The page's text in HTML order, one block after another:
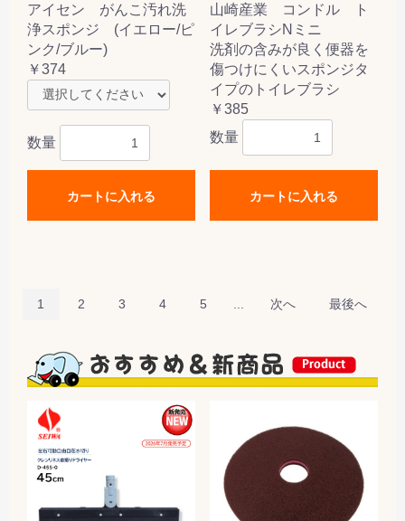
アイセン がんこ汚れ洗
浄スポンジ (イエロー/ピ
ンク/ブルー)
￥374
数量
カートに入れる
山崎産業 コンドル ト
イレブラシNミニ
洗剤の含みが良く便器を
傷つけにくいスポンジタ
イプのトイレブラシ
￥385
数量
カートに入れる
1 2 3 4 5 次へ 最後へ